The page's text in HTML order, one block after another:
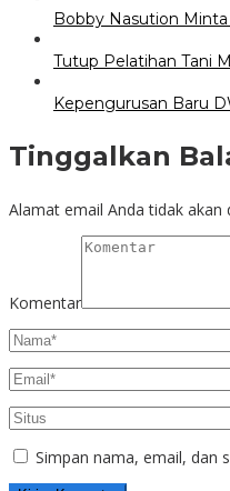
Bobby Nasution
Tutup Pelatihan Tani
Kepengurusan Baru
Tinggalkan
Alamat email Anda tidak akan
Komentar
Simpan nama, email, dan